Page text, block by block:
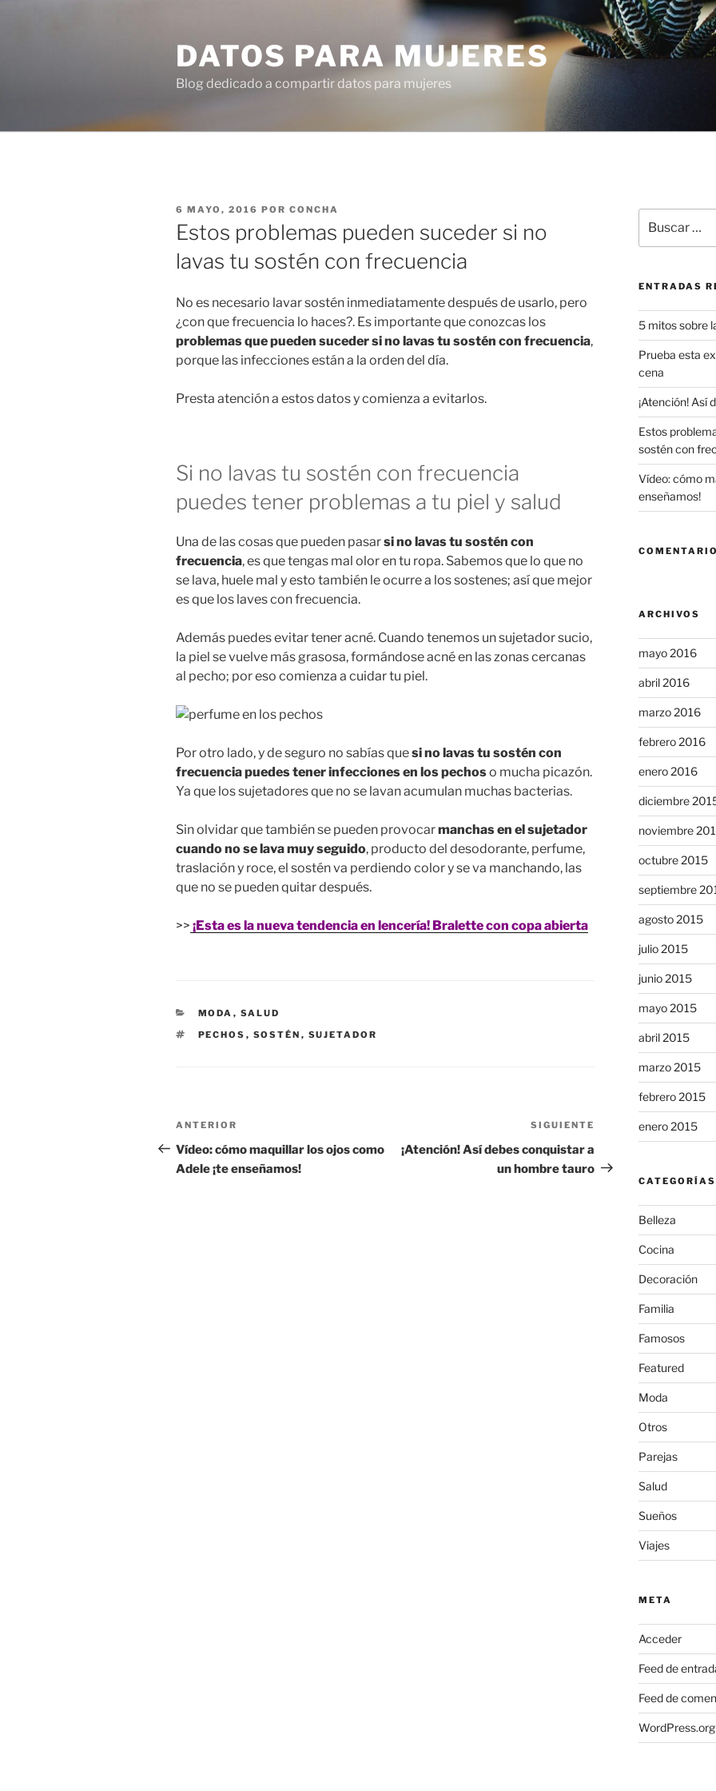
DATOS PARA MUJERES
Blog dedicado a compartir datos para mujeres
PUBLICADO
EN
6 MAYO, 2016 POR CONCHA
Estos problemas pueden suceder si no
lavas tu sostén con frecuencia
No es necesario lavar sostén inmediatamente después de usarlo, pero
¿con que frecuencia lo haces?. Es importante que conozcas los
problemas que pueden suceder si no lavas tu sostén con frecuencia,
porque las infecciones están a la orden del día.
Presta atención a estos datos y comienza a evitarlos.
Si no lavas tu sostén con frecuencia
puedes tener problemas a tu piel y salud
Una de las cosas que pueden pasarsi no lavas tu sostén con
frecuencia, es que tengas mal olor en tu ropa. Sabemos que lo que no
se lava, huele mal y esto también le ocurre a los sostenes; así que mejor
es que los laves con frecuencia.
Además puedes evitar tener acné. Cuando tenemos un sujetador sucio,
la piel se vuelve más grasosa, formándose acné en las zonas cercanas
al pecho; por eso comienza a cuidar tu piel.
Por otro lado, y de seguro no sabías quesi no lavas tu sostén con
frecuencia puedes tener infecciones en los pechoso mucha picazón.
Ya que los sujetadores que no se lavan acumulan muchas bacterias.
Sin olvidar que también se pueden provocarmanchas en el sujetador
cuando no se lava muy seguido, producto del desodorante, perfume,
traslación y roce, el sostén va perdiendo color y se va manchando, las
que no se pueden quitar después.
>> ¡Esta es la nueva tendencia en lencería! Bralette con copa abierta
CATEGORÍAS
MODA , SALUD
ETIQUETAS
PECHOS , SOSTÉN , SUJETADOR
Navegación
de
entradas
Entrada
anterior:
ANTERIOR
Vídeo: cómo maquillar los ojos como
Adele ¡te enseñamos!
Siguiente
entrada
SIGUIENTE
¡Atención! Así debes conquistar a
un hombre tauro
por:
ENTRADAS
5 mitos sobre
Prueba esta
cena
¡Atención! Así
Estos
sostén con
Vídeo: cómo
enseñamos!
ARCHIVOS
mayo 2016
abril 2016
marzo 2016
febrero 2016
enero 2016
diciembre
noviembre
octubre 2015
septiembre
agosto 2015
julio 2015
junio 2015
mayo 2015
abril 2015
marzo 2015
febrero 2015
enero 2015
CATEGORÍAS
Belleza
Cocina
Decoración
Familia
Famosos
Featured
Moda
Otros
Parejas
Salud
Sueños
Viajes
META
Acceder
Feed de
Feed de
WordPress.org